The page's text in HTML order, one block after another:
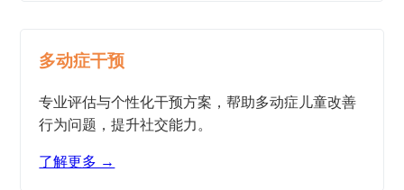
多动症干预
专业评估与个性化干预方案，帮助多动症儿童改善
行为问题，提升社交能力。
了解更多 →